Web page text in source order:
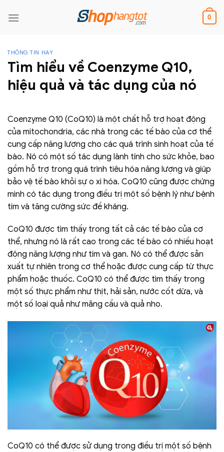
0
THÔNG TIN HAY
Tìm hiểu về Coenzyme Q10,
hiệu quả và tác dụng của nó
Coenzyme Q10 (CoQ10) là một chất hỗ trợ hoạt động
của mitochondria, các nhà trong các tế bào của cơ thể
cung cấp năng lượng cho các quá trình sinh hoạt của tế
bào. Nó có một số tác dụng lành tính cho sức khỏe, bao
gồm hỗ trợ trong quá trình tiêu hóa năng lượng và giúp
bảo vệ tế bào khỏi sự o xi hóa. CoQ10 cũng được chứng
minh có tác dụng trong điều trị một số bệnh lý như bệnh
tim và tăng cường sức đề kháng.
CoQ10 được tìm thấy trong tất cả các tế bào của cơ
thể, nhưng nó là rất cao trong các tế bào có nhiều hoạt
động năng lượng như tim và gan. Nó có thể được sản
xuất tự nhiên trong cơ thể hoặc được cung cấp từ thực
phẩm hoặc thuốc. CoQ10 có thể được tìm thấy trong
một số thực phẩm như thịt, hải sản, nước cốt dừa, và
một số loại quả như mãng cầu và quả nho.
CoQ10 có thể được sử dụng trong điều trị một số bệnh